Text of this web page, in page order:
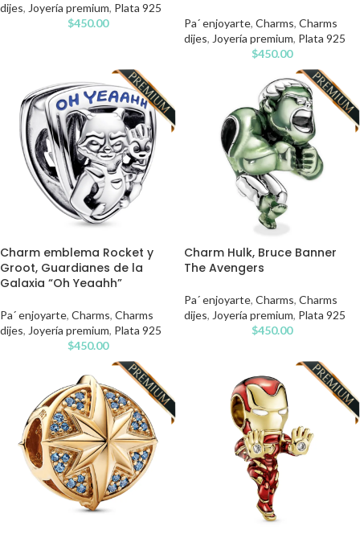
dijes, Joyería premium, Plata 925
$450.00 Pa´ enjoyarte, Charms, Charms
dijes, Joyería premium, Plata 925
$450.00
Charm emblema Rocket y
Groot, Guardianes de la
Galaxia “Oh Yeaahh”
Pa´ enjoyarte, Charms, Charms
dijes, Joyería premium, Plata 925
$450.00
Charm Hulk, Bruce Banner
The Avengers
Pa´ enjoyarte, Charms, Charms
dijes, Joyería premium, Plata 925
$450.00